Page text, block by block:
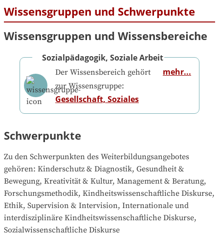
Wissensgruppen und Schwerpunkte
Wissensgruppen und Wissensbereiche
Sozialpädagogik, Soziale Arbeit
Der Wissensbereich gehört
zur Wissensgruppe:
Gesellschaft, Soziales
mehr...
Schwerpunkte
Zu den Schwerpunkten des Weiterbildungsangebotes
gehören: Kinderschutz & Diagnostik, Gesundheit &
Bewegung, Kreativität & Kultur, Management & Beratung,
Forschungsmethodik, Kindheitswissenschaftliche Diskurse,
Ethik, Supervision & Intervision, Internationale und
interdisziplinäre Kindheitswissenschaftliche Diskurse,
Sozialwissenschaftliche Diskurse